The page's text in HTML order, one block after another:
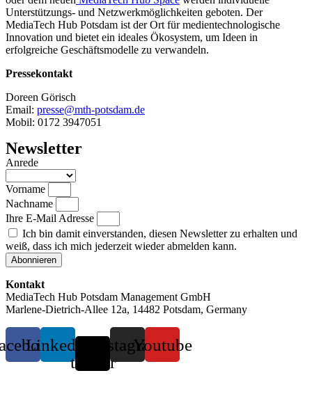
Unterstützungs- und Netzwerkmöglichkeiten geboten. Der
MediaTech Hub Potsdam ist der Ort für medientechnologische
Innovation und bietet ein ideales Ökosystem, um Ideen in
erfolgreiche Geschäftsmodelle zu verwandeln.
Pressekontakt
Doreen Görisch
Email: presse@mth-potsdam.de
Mobil: 0172 3947051
Newsletter
Anrede
Vorname
Nachname
Ihre E-Mail Adresse
Ich bin damit einverstanden, diesen Newsletter zu erhalten und
weiß, dass ich mich jederzeit wieder abmelden kann.
Abonnieren
Kontakt
MediaTech Hub Potsdam Management GmbH
Marlene-Dietrich-Allee 12a, 14482 Potsdam, Germany
Linkedin
twitter
InstagramYoutube